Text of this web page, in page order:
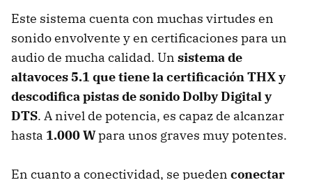
Este sistema cuenta con muchas virtudes en
sonido envolvente y en certificaciones para un
audio de mucha calidad. Un sistema de
altavoces 5.1 que tiene la certificación THX y
descodifica pistas de sonido Dolby Digital y
DTS. A nivel de potencia, es capaz de alcanzar
hasta 1.000 Wpara unos graves muy potentes.
En cuanto a conectividad, se pueden conectar